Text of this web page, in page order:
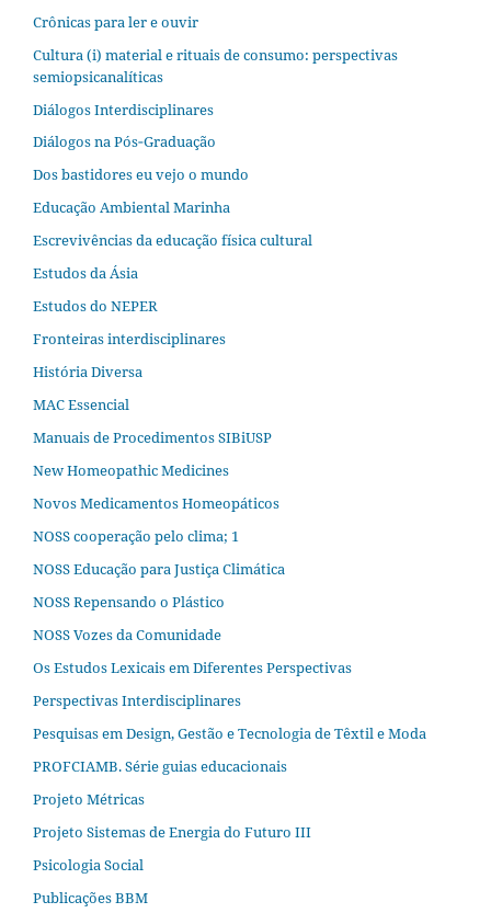
Crônicas para ler e ouvir
Cultura (i) material e rituais de consumo: perspectivas
semiopsicanalíticas
Diálogos Interdisciplinares
Diálogos na Pós‐Graduação
Dos bastidores eu vejo o mundo
Educação Ambiental Marinha
Escrevivências da educação física cultural
Estudos da Ásia​
Estudos do NEPER
Fronteiras interdisciplinares
História Diversa
MAC Essencial
Manuais de Procedimentos SIBiUSP
New Homeopathic Medicines
Novos Medicamentos Homeopáticos
NOSS cooperação pelo clima; 1
NOSS Educação para Justiça Climática
NOSS Repensando o Plástico
NOSS Vozes da Comunidade
Os Estudos Lexicais em Diferentes Perspectivas
Perspectivas Interdisciplinares
Pesquisas em Design, Gestão e Tecnologia de Têxtil e Moda
PROFCIAMB. Série guias educacionais
Projeto Métricas
Projeto Sistemas de Energia do Futuro III
Psicologia Social
Publicações BBM